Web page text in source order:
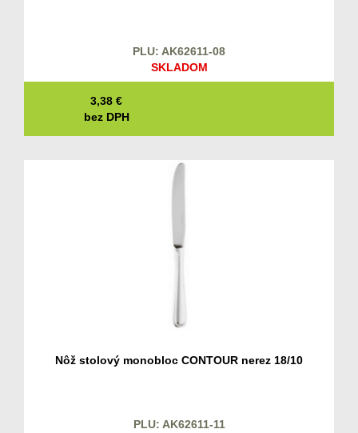
PLU: AK62611-08
SKLADOM
3,38 €
bez DPH
Nôž stolový monobloc CONTOUR nerez 18/10
PLU: AK62611-11